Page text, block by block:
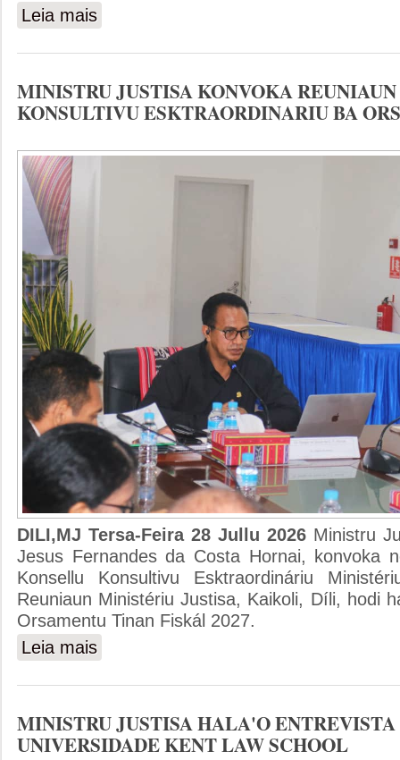
Leia mais
MINISTRU JUSTISA KONVOKA
KONSULTIVU ESKTRAORDINARIU BA
DILI,MJ Tersa-Feira 28 Jullu 2026 Ministru
Jesus Fernandes da Costa Hornai, konvoka
Konsellu Konsultivu Esktraordináriu
Reuniaun Ministériu Justisa, Kaikoli, Díli, hodi
Orsamentu Tinan Fiskál 2027.
Leia mais
MINISTRU JUSTISA HALA'O ENTREVISTA
UNIVERSIDADE KENT LAW SCHOOL